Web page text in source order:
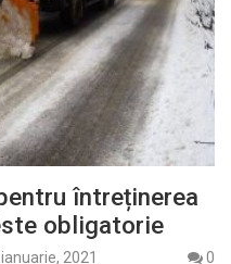
întreținerea
obligatorie
2021
0